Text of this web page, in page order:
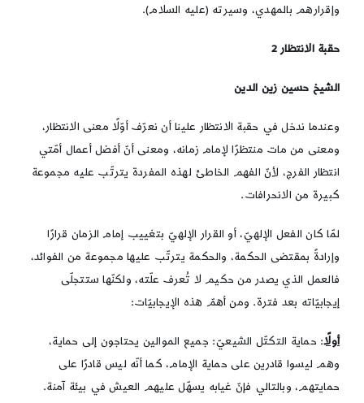
وإقرارهم بالمهدي، وسيرته (عليه السلام).
حقبة الانتظار 2
الشيخ حسين زين الدين
وعندما ندخل في حقبة الانتظار علينا أن نعرّف أوّلًا معنى الانتظار،
ومعنى من مات منتظرًا لإمام زمانه، ومعنى أنّ أفضل أعمال أمّتي
انتظار الفرج، لأنّ الفهم الخاطئ لهذه المفردة يترتّب عليه مجموعة
كبيرة من الانحرافات.
لمّا كان الفعل الإلهيّ، أو القرار الإلهيّ بتغييب إمام الزمان قرارًا
وإرادةً بمقتضى الحكمة، والحكمة يترتّب عليها مجموعة من الفوائد،
فالعمل الذي يصدر من حكيم لا تُعرف علّته، ولكنّها ستتجلّى
إيجابيّاته بعد فترة. ومن أهمّ هذه الإيجابيّات:
أولًا: حماية التكتّل الشيعيّ: جميع الموالين يحتاجون إلى حماية،
وهم ليسوا قادرين على حماية الإمام، كما أنّه ليس قادرًا على
حمايتهم، وبالتالي فإنّ غيابه يسهّل عليهم العيش في بيئة آمنة.